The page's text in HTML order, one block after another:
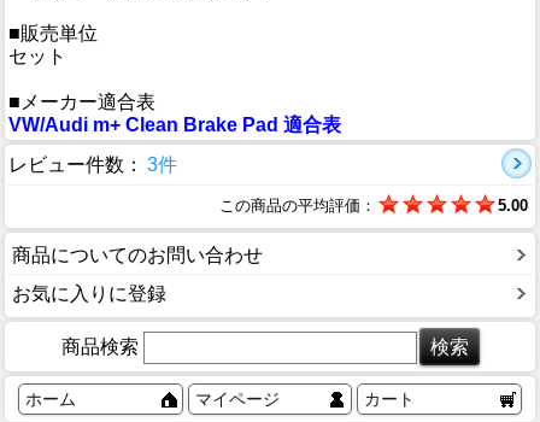
■販売単位
セット
■メーカー適合表
VW/Audi m+ Clean Brake Pad 適合表
レビュー件数： 3件
この商品の平均評価： 5.00
商品についてのお問い合わせ
お気に入りに登録
商品検索
ホーム マイページ カート